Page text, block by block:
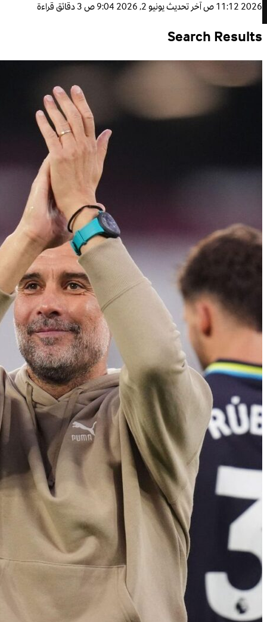
2026 11:12 ص
آخر تحديثيونيو 2, 2026 9:04 ص 3 دقائق قراءة
Search Results